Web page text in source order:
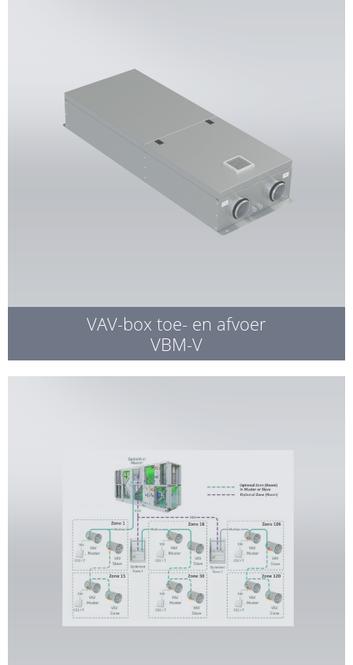
VAV-box toe- en afvoer
VBM-V